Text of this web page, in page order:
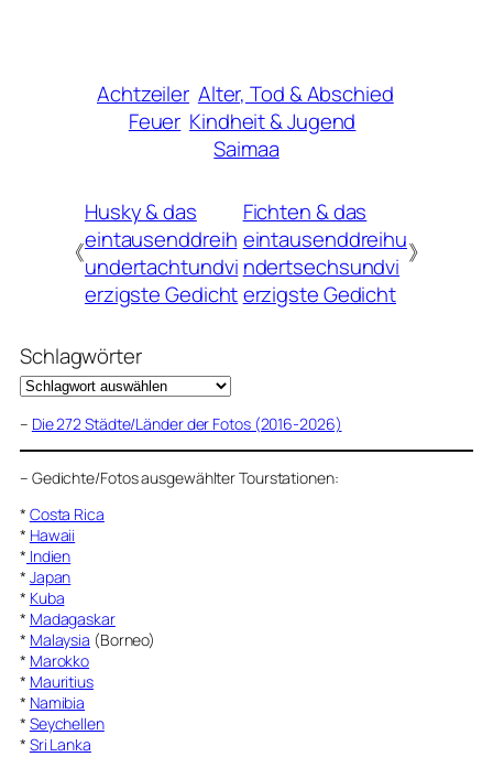
Achtzeiler Alter, Tod & Abschied
Feuer Kindheit & Jugend
Saimaa
《
Husky & das
eintausenddreih
undertachtundvi
erzigste Gedicht
Fichten & das
eintausenddreihu
ndertsechsundvi
erzigste Gedicht
》
Schlagwörter
– Die 272 Städte/Länder der Fotos (2016-2026)
– Gedichte/Fotos ausgewählter Tourstationen:
* Costa Rica
* Hawaii
* Indien
* Japan
* Kuba
* Madagaskar
* Malaysia (Borneo)
* Marokko
* Mauritius
* Namibia
* Seychellen
* Sri Lanka